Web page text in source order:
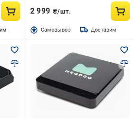
2 999 ₴/шт.
Cамовывоз Доставим